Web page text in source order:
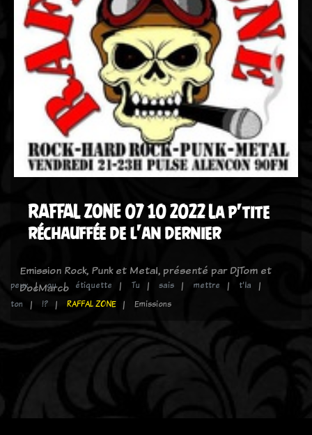
RAFFAL ZONE 07 10 2022 La p'tite
réchauffée de l'an dernier
Emission Rock, Punk et Metal, présenté par DjTom et
DocMarco
peux ou étiquette Tu sais mettre
t'la
ton
!? RAFFAL ZONE Emissions